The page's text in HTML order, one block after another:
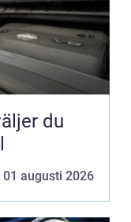
01 augusti 2026